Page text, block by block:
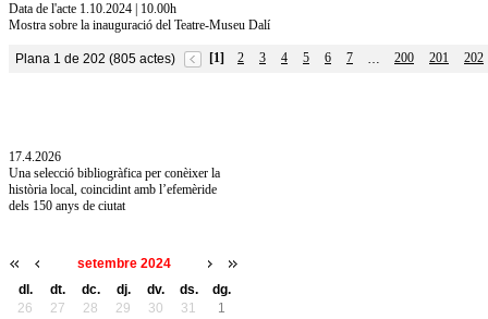
Data de l'acte 1.10.2024 | 10.00h
Mostra sobre la inauguració del Teatre-Museu Dalí
Plana 1 de 202 (805 actes) [1] 2 3 4 5 6 7 … 200 201
202
17.4.2026
Una selecció bibliogràfica per conèixer la
història local, coincidint amb l’efemèride
dels 150 anys de ciutat
setembre 2024
dl.
dt. dc. dj. dv. ds.
dg.
26
27 28 29 30 31
1